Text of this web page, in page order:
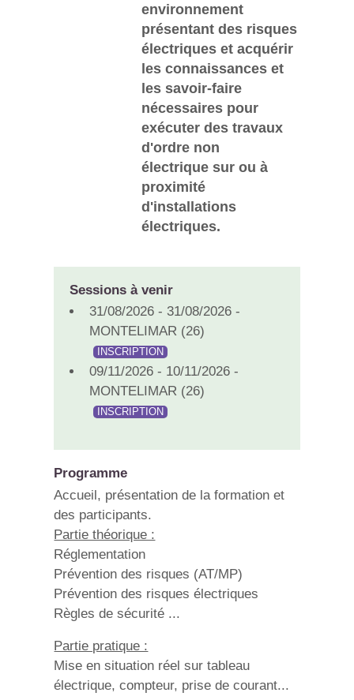
environnement
présentant des risques
électriques et acquérir
les connaissances et
les savoir-faire
nécessaires pour
exécuter des travaux
d'ordre non
électrique sur ou à
proximité
d'installations
électriques.
Sessions à venir
31/08/2026 - 31/08/2026 -
MONTELIMAR (26)
INSCRIPTION
09/11/2026 - 10/11/2026 -
MONTELIMAR (26)
INSCRIPTION
Programme
Accueil, présentation de la formation et
des participants.
Partie théorique :
Réglementation
Prévention des risques (AT/MP)
Prévention des risques électriques
Règles de sécurité ...
Partie pratique :
Mise en situation réel sur tableau
électrique, compteur, prise de courant...